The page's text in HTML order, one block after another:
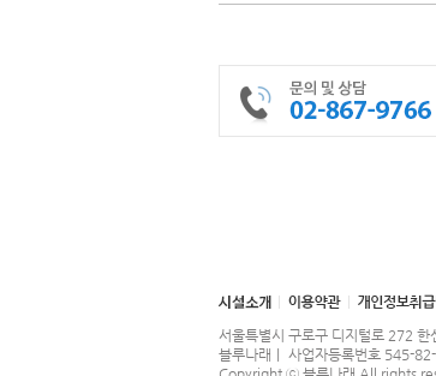
서울특별시 구로구 디지털로 272
블루나래｜ 사업자등록번호 545-